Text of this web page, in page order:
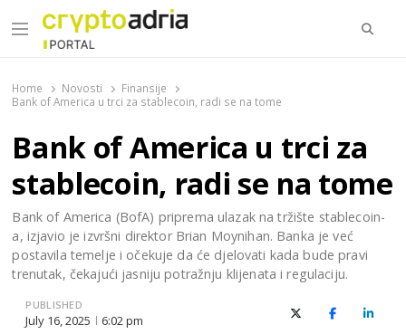
Menu
Home Novosti
Finansije
Bank of America u trci za stablecoin, radi se na tome
Bank of America u trci za
stablecoin, radi se na tome
Bank of America (BofA) priprema ulazak na tržište stablecoin-
a, izjavio je izvršni direktor Brian Moynihan. Banka je već
postavila temelje i očekuje da će djelovati kada bude pravi
trenutak, čekajući jasniju potražnju klijenata i regulaciju.
PUBLISHED
July 16, 2025 6:02 pm X (Twitter)Facebook